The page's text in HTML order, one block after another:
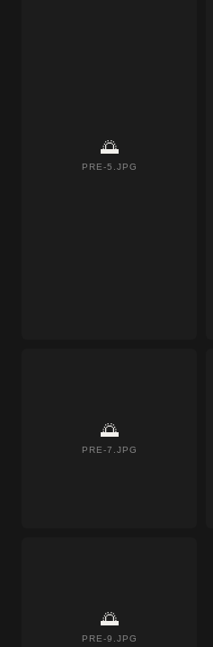
🌅
PRE-5.JPG
🌅
PRE-7.JPG
🌅
PRE-9.JPG